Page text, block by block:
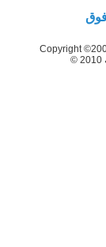
Copyright